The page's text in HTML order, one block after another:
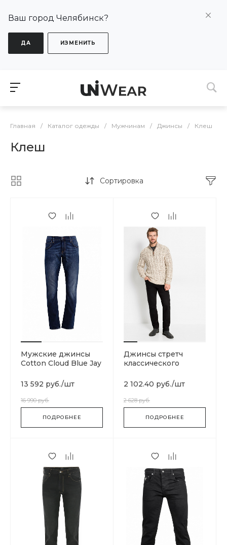
Ваш город Челябинск?
ДА ИЗМЕНИТЬ
Главная / Каталог одежды / Мужчинам / Джинсы / Клеш
Клеш
Сортировка
Мужские джинсы
Cotton Cloud Blue Jay
13 592 руб./шт
16 990 руб.
ПОДРОБНЕЕ
Джинсы стретч
классического
2 102.40 руб./шт
2 628 руб.
ПОДРОБНЕЕ